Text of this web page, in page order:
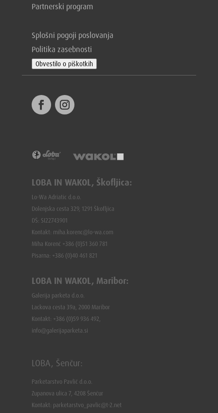
Partnerski program
Splošni pogoji poslovanja
Politika zasebnosti
Obvestilo o piškotkih
LOBA IN WAKOL, Škofljica:
Lo-Wa Adriatic d.o.o.
Dolenjska cesta 329, 1291 Škofljica
DŠ: SI22743901
Kontakt: miha.korenc@lo-wa.com
Miha Korenč +386 (0)51 360 781
Pisarna: +386 (0)40 461 821
LOBA IN WAKOL, Maribor:
Galerija parketa d.o.o.
Lackova cesta 39a, 2000 Maribor
Kontakt: +386 (0)59 936 492,
info@galerijaparketa.si
LOBA, Šenčur:
Parketarstvo Pavlič d.o.o.
Zupanova ulica 7, 4208 Šenčur
Kontakt: parketarstvo_pavlic@t-2.net